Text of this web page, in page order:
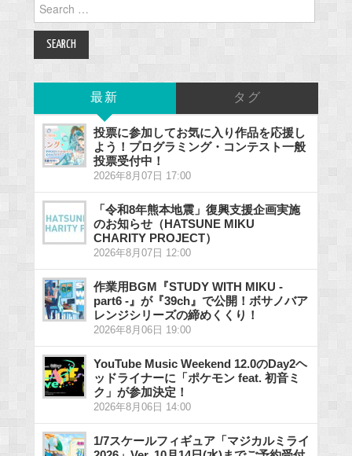
for:
最新 タグ
投票に参加してお気に入り作品を応援し
よう！プログラミング・コンテスト一般
投票受付中！
2026年8月07日 17:00
「令和8年熊本地震」復興支援企画実施
のお知らせ（HATSUNE MIKU
CHARITY PROJECT）
2026年8月07日 12:00
作業用BGM『STUDY WITH MIKU -
part6 -』が『39ch』で公開！ボサノバア
レンジシリーズの締めくくり！
2026年8月06日 19:00
YouTube Music Weekend 12.0のDay2ヘ
ッドライナーに「ポケモン feat. 初音ミ
ク」が参加決定！
2026年8月06日 14:00
1/7スケールフィギュア「マジカルミライ